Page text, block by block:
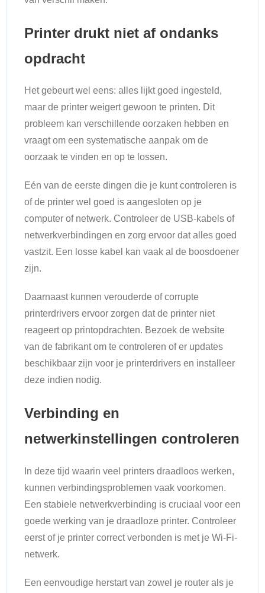
Printer drukt niet af ondanks
opdracht
Het gebeurt wel eens: alles lijkt goed ingesteld,
maar de printer weigert gewoon te printen. Dit
probleem kan verschillende oorzaken hebben en
vraagt om een systematische aanpak om de
oorzaak te vinden en op te lossen.
Eén van de eerste dingen die je kunt controleren is
of de printer wel goed is aangesloten op je
computer of netwerk. Controleer de USB-kabels of
netwerkverbindingen en zorg ervoor dat alles goed
vastzit. Een losse kabel kan vaak al de boosdoener
zijn.
Daarnaast kunnen verouderde of corrupte
printerdrivers ervoor zorgen dat de printer niet
reageert op printopdrachten. Bezoek de website
van de fabrikant om te controleren of er updates
beschikbaar zijn voor je printerdrivers en installeer
deze indien nodig.
Verbinding en
netwerkinstellingen controleren
In deze tijd waarin veel printers draadloos werken,
kunnen verbindingsproblemen vaak voorkomen.
Een stabiele netwerkverbinding is cruciaal voor een
goede werking van je draadloze printer. Controleer
eerst of je printer correct verbonden is met je Wi-Fi-
netwerk.
Een eenvoudige herstart van zowel je router als je